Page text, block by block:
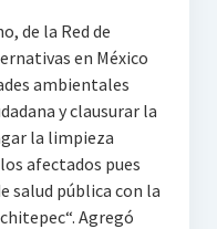
de la Red de
en México
ambientales
y clausurar la
la limpieza
afectados pues
salud pública con la
Agregó